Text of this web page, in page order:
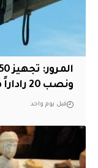
ونصب 20 راداراً في بغداد
قبل يوم واحد